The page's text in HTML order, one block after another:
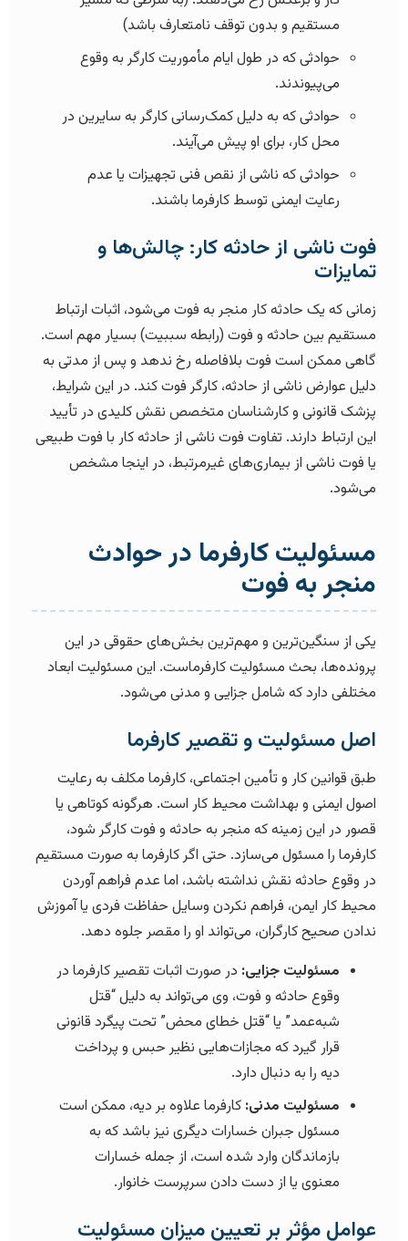
مستقیم و بدون توقف نامتعارف باشد)
حوادثی که در طول ایام مأموریت کارگر به وقوع
می‌پیوندند.
حوادثی که به دلیل کمک‌رسانی کارگر به سایرین در
محل کار، برای او پیش می‌آیند.
حوادثی که ناشی از نقص فنی تجهیزات یا عدم
رعایت ایمنی توسط کارفرما باشند.
فوت ناشی از حادثه کار: چالش‌ها و
تمایزات
زمانی که یک حادثه کار منجر به فوت می‌شود، اثبات ارتباط
مستقیم بین حادثه و فوت (رابطه سببیت) بسیار مهم است.
گاهی ممکن است فوت بلافاصله رخ ندهد و پس از مدتی به
دلیل عوارض ناشی از حادثه، کارگر فوت کند. در این شرایط،
پزشک قانونی و کارشناسان متخصص نقش کلیدی در تأیید
این ارتباط دارند. تفاوت فوت ناشی از حادثه کار با فوت طبیعی
یا فوت ناشی از بیماری‌های غیرمرتبط، در اینجا مشخص
می‌شود.
مسئولیت کارفرما در حوادث
منجر به فوت
یکی از سنگین‌ترین و مهم‌ترین بخش‌های حقوقی در این
پرونده‌ها، بحث مسئولیت کارفرماست. این مسئولیت ابعاد
مختلفی دارد که شامل جزایی و مدنی می‌شود.
اصل مسئولیت و تقصیر کارفرما
طبق قوانین کار و تأمین اجتماعی، کارفرما مکلف به رعایت
اصول ایمنی و بهداشت محیط کار است. هرگونه کوتاهی یا
قصور در این زمینه که منجر به حادثه و فوت کارگر شود،
کارفرما را مسئول می‌سازد. حتی اگر کارفرما به صورت مستقیم
در وقوع حادثه نقش نداشته باشد، اما عدم فراهم آوردن
محیط کار ایمن، فراهم نکردن وسایل حفاظت فردی یا آموزش
ندادن صحیح کارگران، می‌تواند او را مقصر جلوه دهد.
مسئولیت جزایی: در صورت اثبات تقصیر کارفرما در
وقوع حادثه و فوت، وی می‌تواند به دلیل “قتل
شبه‌عمد” یا “قتل خطای محض” تحت پیگرد قانونی
قرار گیرد که مجازات‌هایی نظیر حبس و پرداخت
دیه را به دنبال دارد.
مسئولیت مدنی: کارفرما علاوه بر دیه، ممکن است
مسئول جبران خسارات دیگری نیز باشد که به
بازماندگان وارد شده است، از جمله خسارات
معنوی یا از دست دادن سرپرست خانوار.
عوامل مؤثر بر تعیین میزان مسئولیت